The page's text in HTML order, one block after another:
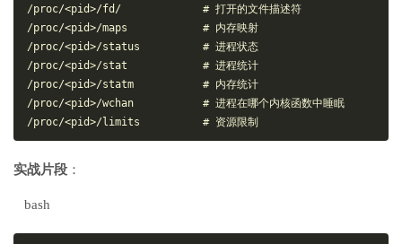
/proc/<pid>/fd/             # 打开的文件描述符
/proc/<pid>/maps            # 内存映射
/proc/<pid>/status          # 进程状态
/proc/<pid>/stat            # 进程统计
/proc/<pid>/statm           # 内存统计
/proc/<pid>/wchan           # 进程在哪个内核函数中睡眠
实战片段 ：
bash